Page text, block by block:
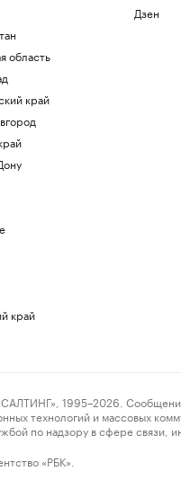
область
край
край
Дзен
1995–2026. Сообщения и
технологий и массовых
по надзору в сфере
«РБК».